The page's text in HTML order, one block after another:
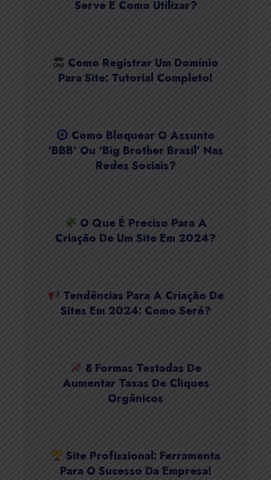
Serve E Como Utilizar?
Como Registrar Um Domínio
Para Site: Tutorial Completo!
Como Bloquear O Assunto
‘BBB’ Ou ‘Big Brother Brasil’ Nas
Redes Sociais?
O Que É Preciso Para A
Criação De Um Site Em 2024?
Tendências Para A Criação De
Sites Em 2024: Como Será?
8 Formas Testadas De
Aumentar Taxas De Cliques
Orgânicos
Site Profissional: Ferramenta
Para O Sucesso Da Empresa!